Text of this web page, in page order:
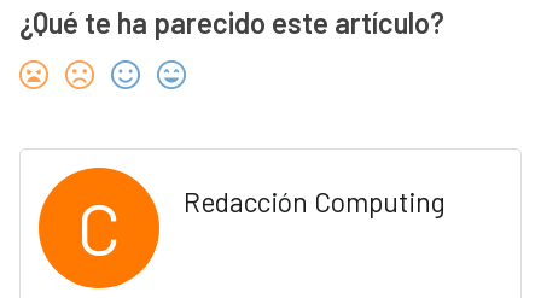
¿Qué te ha parecido este artículo?
C Redacción Computing